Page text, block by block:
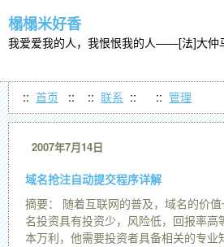
榻榻米好香
我爱爱我的人，我恨恨我的人——[法]大仲
:: 首页 :: :: 联系 :: :: 管理
2007年7月14日
域名抢注自动提交程序详解
摘要： 随着互联网的普及，域名的价
名投资具有投资少，风险低，回报率高
本万利，他需要投资者具备相关的专业